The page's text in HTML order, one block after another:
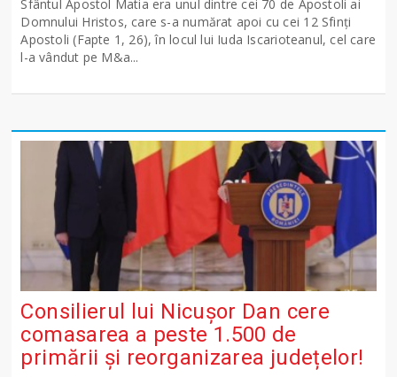
Sfântul Apostol Matia era unul dintre cei 70 de Apostoli ai
Domnului Hristos, care s-a numărat apoi cu cei 12 Sfinţi
Apostoli (Fapte 1, 26), în locul lui Iuda Iscarioteanul, cel care
l-a vândut pe M&a...
Consilierul lui Nicușor Dan cere
comasarea a peste 1.500 de
primării și reorganizarea județelor!